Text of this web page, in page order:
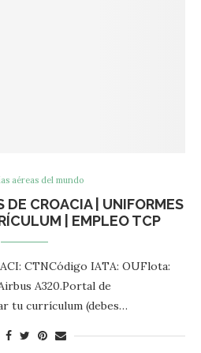
aéreas del mundo
DE CROACIA | UNIFORMES
| EMPLEO TCP
CTNCódigo IATA: OUFlota:
A320.Portal de
tu currículum (debes…